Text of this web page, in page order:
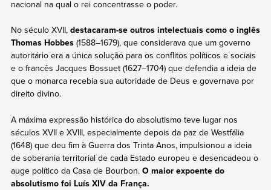
nacional na qual o rei concentrasse o poder.
No século XVII, destacaram-se outros intelectuais como o inglês
Thomas Hobbes(1588–1679), que considerava que um governo
autoritário era a única solução para os conflitos políticos e sociais
e o francês Jacques Bossuet (1627–1704) que defendia a ideia de
que o monarca recebia sua autoridade de Deus e governava por
direito divino.
A máxima expressão histórica do absolutismo teve lugar nos
séculos XVII e XVIII, especialmente depois da paz de Westfália
(1648) que deu fim à Guerra dos Trinta Anos, impulsionou a ideia
de soberania territorial de cada Estado europeu e desencadeou o
auge político da Casa de Bourbon. O maior expoente do
absolutismo foi Luís XIV da França.